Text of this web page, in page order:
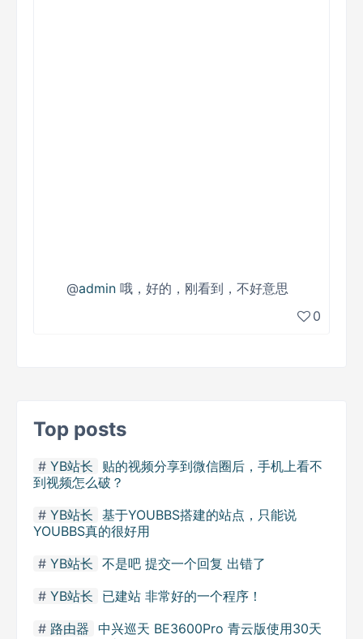
@admin 哦，好的，刚看到，不好意思
0
Top posts
YB站长
贴的视频分享到微信圈后，手机上看不
到视频怎么破？
YB站长 基于YOUBBS搭建的站点，只能说
YOUBBS真的很好用
YB站长 不是吧 提交一个回复 出错了
YB站长
已建站 非常好的一个程序！
路由器 中兴巡天 BE3600Pro 青云版使用30天